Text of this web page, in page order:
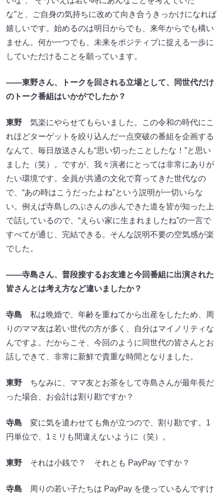
な”と、ご自身の気持ちに改めて向き合うきっかけになれば
嬉しいです。始めるのは明日からでも、来年からでも構い
ません。何か一つでも、未来をポジティブに捉える一歩に
していただけることを願っています。
――東野さん、トークを回される立場として、同世代だけ
のトーク番組はいかがでしたか？
東野 気楽にやらせてもらいました。この令和の時代にこ
れほどターゲットを絞り込んだ一点突破の番組を企画する
なんて、毎日放送さんも“思い切ったことしたな！”と思い
ました（笑）。ですが、我々演者にとっては非常にありが
たい環境です。全員が共通の文化で育ってきた世代なの
で、“あの時はこうだったよね”という説明が一切いらな
い。例えば寺島しのぶさんの歩んできた道を皆が知った上
で話しているので、“えらい家に生まれましたね”の一言で
すべてが通じ、完結できる。そんな説明不要の空気感が楽
でした。
――寺島さん、普段接するお友達と今回番組に出演された
皆さんとは考え方など違いましたか？
寺島 私は晩婚で、年齢を重ねてから出産をしたため、周
りのママ友は若い世代の方が多く、自分はマイノリティな
んですよ。だからこそ、今回のように同世代の皆さんとお
話しできて、非常に新鮮で貴重な時間となりました。
東野 ちなみに、ママ友とお茶をして寺島さんが最年長だ
った場合、お会計は割り勘ですか？
寺島 変に気を遣わせても角が立つので、割り勘です。1
円単位で、1ミリも間違えないように（笑）。
東野 それは小銭で？ それとも PayPay ですか？
寺島 周りの若い子たちは PayPay を使っているんですけ